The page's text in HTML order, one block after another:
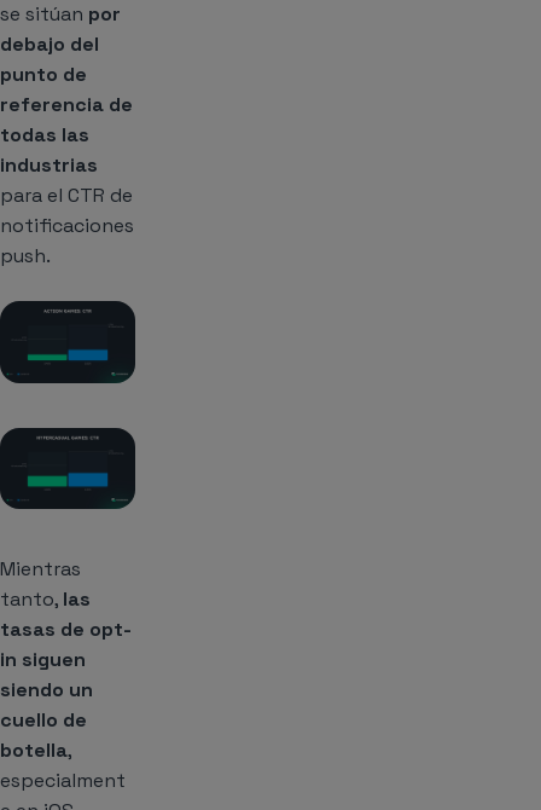
se sitúan por
debajo del
punto de
referencia de
todas las
industrias
para el CTR de
notificaciones
push.
Mientras
tanto, las
tasas de opt-
in siguen
siendo un
cuello de
botella,
especialment